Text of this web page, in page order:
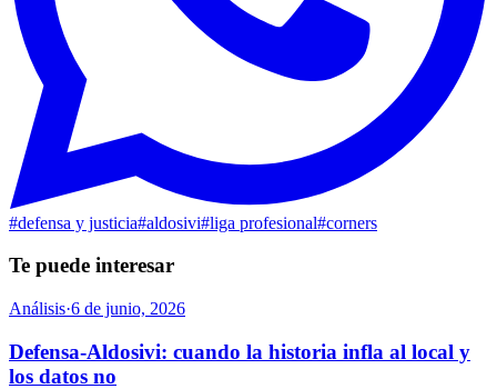
#defensa y justicia#aldosivi#liga profesional#corners
Te puede interesar
Análisis·6 de junio, 2026
Defensa-Aldosivi: cuando la historia infla al local y
los datos no